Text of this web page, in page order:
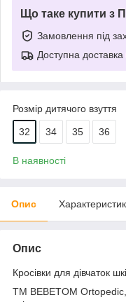
Що таке купити з
Замовлення під
Доступна доставка
Розмір дитячого взуття
32 34 35 36
В наявності
Опис
Опис
Кросівки для дівчаток
ТМ BEBETOM